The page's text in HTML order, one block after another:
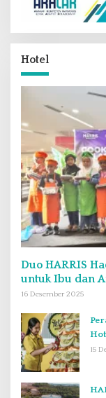
Hotel
Duo HARRIS
untuk Ibu dan
Kimbab
16 Desember 2025
15